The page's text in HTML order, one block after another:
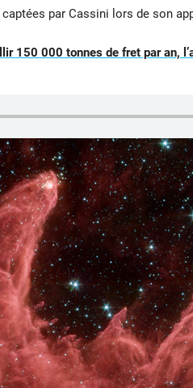
par Cassini lors de son
150 000 tonnes de fret par an,